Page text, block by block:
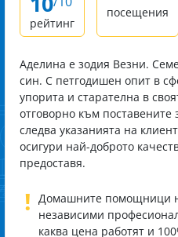
рейтинг
посещения
Аделина е зодия Везни.
син. С петгодишен опит в
упорита и старателна в
отговорно към поставените
следва указанията на
осигури най-доброто
предоставя.
! Домашните помощници
независими
каква цена работят и